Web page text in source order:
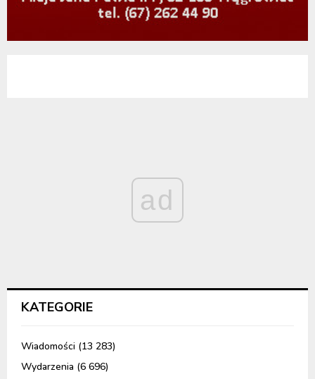
ad
KATEGORIE
Wiadomości (13 283)
Wydarzenia (6 696)